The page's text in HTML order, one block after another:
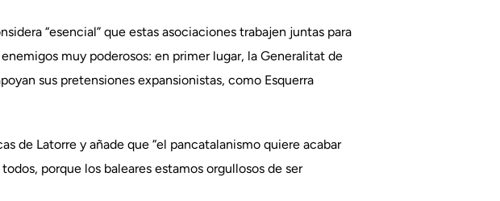
“esencial” que estas asociaciones trabajen juntas para
muy poderosos: en primer lugar, la Generalitat de
sus pretensiones expansionistas, como Esquerra
de Latorre y añade que “el pancatalanismo quiere acabar
porque los baleares estamos orgullosos de ser